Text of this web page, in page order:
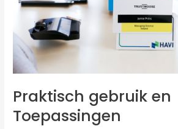
Praktisch gebruik en
Toepassingen